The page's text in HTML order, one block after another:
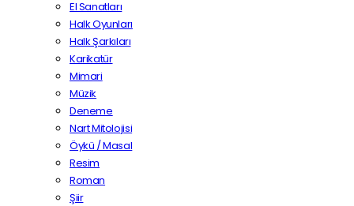
El Sanatları
Halk Oyunları
Halk Şarkıları
Karikatür
Mimari
Müzik
Deneme
Nart Mitolojisi
Öykü / Masal
Resim
Roman
Şiir